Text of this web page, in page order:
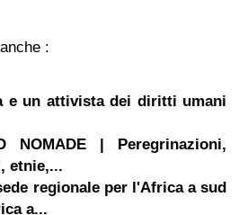
:
e un attivista dei diritti umani
NOMADE | Peregrinazioni,
etnie,...
regionale per l'Africa a sud
a...